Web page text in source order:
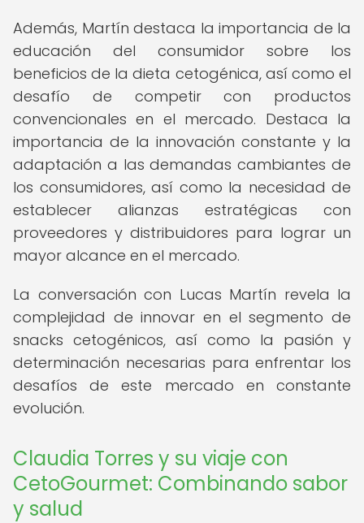
Además, Martín destaca la importancia de la
educación del consumidor sobre los
beneficios de la dieta cetogénica, así como el
desafío de competir con productos
convencionales en el mercado. Destaca la
importancia de la innovación constante y la
adaptación a las demandas cambiantes de
los consumidores, así como la necesidad de
establecer alianzas estratégicas con
proveedores y distribuidores para lograr un
mayor alcance en el mercado.
La conversación con Lucas Martín revela la
complejidad de innovar en el segmento de
snacks cetogénicos, así como la pasión y
determinación necesarias para enfrentar los
desafíos de este mercado en constante
evolución.
Claudia Torres y su viaje con
CetoGourmet: Combinando sabor
y salud